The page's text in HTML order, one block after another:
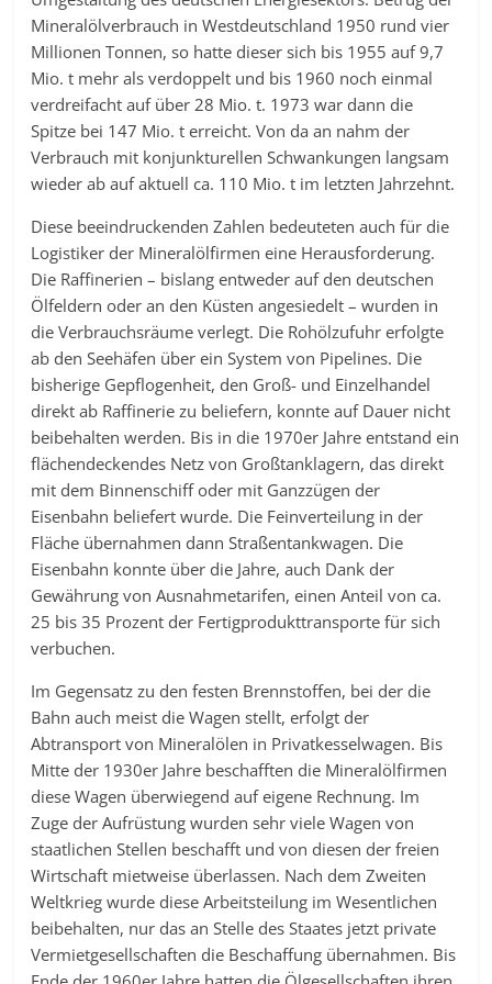
Mineralölverbrauch in Westdeutschland 1950 rund vier
Millionen Tonnen, so hatte dieser sich bis 1955 auf 9,7
Mio. t mehr als verdoppelt und bis 1960 noch einmal
verdreifacht auf über 28 Mio. t. 1973 war dann die
Spitze bei 147 Mio. t erreicht. Von da an nahm der
Verbrauch mit konjunkturellen Schwankungen langsam
wieder ab auf aktuell ca. 110 Mio. t im letzten Jahrzehnt.
Diese beeindruckenden Zahlen bedeuteten auch für die
Logistiker der Mineralölfirmen eine Herausforderung.
Die Raffinerien – bislang entweder auf den deutschen
Ölfeldern oder an den Küsten angesiedelt – wurden in
die Verbrauchsräume verlegt. Die Rohölzufuhr erfolgte
ab den Seehäfen über ein System von Pipelines. Die
bisherige Gepflogenheit, den Groß- und Einzelhandel
direkt ab Raffinerie zu beliefern, konnte auf Dauer nicht
beibehalten werden. Bis in die 1970er Jahre entstand ein
flächendeckendes Netz von Großtanklagern, das direkt
mit dem Binnenschiff oder mit Ganzzügen der
Eisenbahn beliefert wurde. Die Feinverteilung in der
Fläche übernahmen dann Straßentankwagen. Die
Eisenbahn konnte über die Jahre, auch Dank der
Gewährung von Ausnahmetarifen, einen Anteil von ca.
25 bis 35 Prozent der Fertigprodukttransporte für sich
verbuchen.
Im Gegensatz zu den festen Brennstoffen, bei der die
Bahn auch meist die Wagen stellt, erfolgt der
Abtransport von Mineralölen in Privatkesselwagen. Bis
Mitte der 1930er Jahre beschafften die Mineralölfirmen
diese Wagen überwiegend auf eigene Rechnung. Im
Zuge der Aufrüstung wurden sehr viele Wagen von
staatlichen Stellen beschafft und von diesen der freien
Wirtschaft mietweise überlassen. Nach dem Zweiten
Weltkrieg wurde diese Arbeitsteilung im Wesentlichen
beibehalten, nur das an Stelle des Staates jetzt private
Vermietgesellschaften die Beschaffung übernahmen. Bis